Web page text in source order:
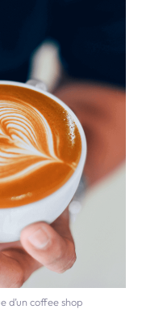
d’un coffee shop